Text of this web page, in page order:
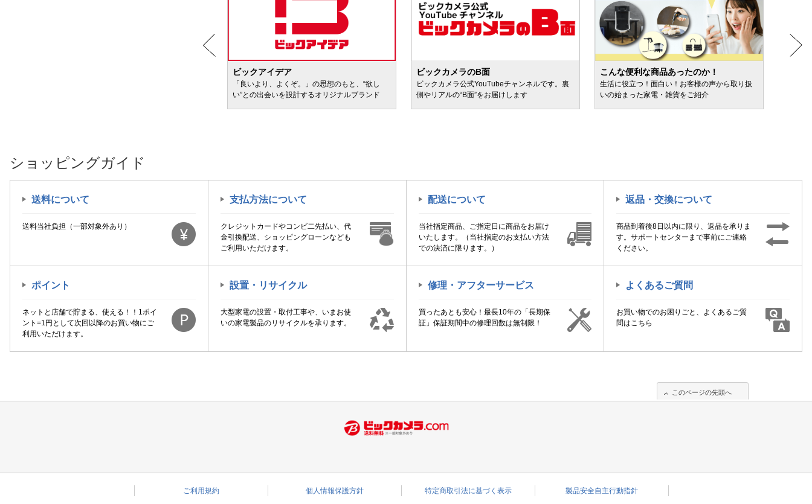
ビックアイデア
「良いより、よくぞ。」の思想のもと、“欲し
い”との出会いを設計するオリジナルブランド
ビックカメラのB面
ビックカメラ公式YouTubeチャンネルです。裏
側やリアルの“B面”をお届けします
こんな便利な商品あったのか！
生活に役立つ！面白い！お客様の声から取り扱
いの始まった家電・雑貨をご紹介
ショッピングガイド
送料について
送料当社負担（一部対象外あり）
支払方法について
クレジットカードやコンビ二先払い、代
金引換配送、ショッピングローンなども
ご利用いただけます。
配送について
当社指定商品、ご指定日に商品をお届け
いたします。（当社指定のお支払い方法
での決済に限ります。）
返品・交換について
商品到着後8日以内に限り、返品を承りま
す。サポートセンターまで事前にご連絡
ください。
ポイント
ネットと店舗で貯まる、使える！！1ポイ
ント=1円として次回以降のお買い物にご
利用いただけます。
設置・リサイクル
大型家電の設置・取付工事や、いまお使
いの家電製品のリサイクルを承ります。
修理・アフターサービス
買ったあとも安心！最長10年の「長期保
証」保証期間中の修理回数は無制限！
よくあるご質問
お買い物でのお困りごと、よくあるご質
問はこちら
このページの先頭へ
ご利用規約 個人情報保護方針 特定商取引法に基づく表示 製品安全自主行動指針